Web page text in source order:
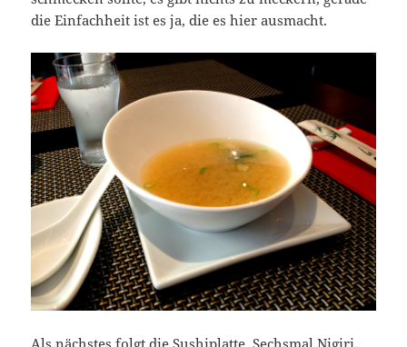
die Einfachheit ist es ja, die es hier ausmacht.
Als nächstes folgt die Sushiplatte. Sechsmal Nigiri,